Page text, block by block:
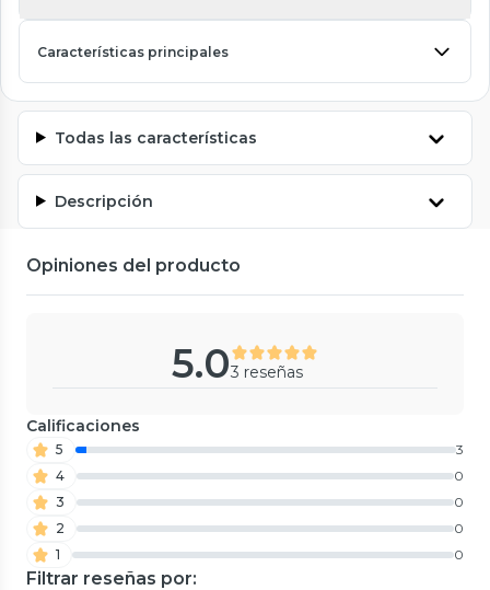
Características principales
Todas las características
Descripción
Opiniones del producto
5.03 reseñas
Calificaciones
5
3
4
0
3
0
2
0
1
0
Filtrar reseñas por: